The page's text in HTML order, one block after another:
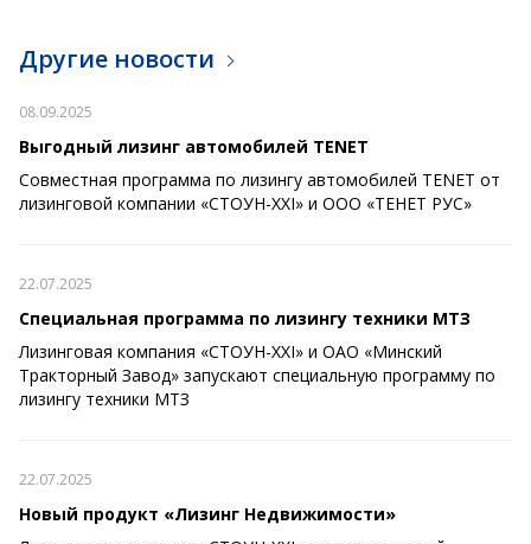
Другие новости
08.09.2025
Выгодный лизинг автомобилей TENET
Совместная программа по лизингу автомобилей TENET от
лизинговой компании «СТОУН-XXI» и ООО «ТЕНЕТ РУС»
22.07.2025
Специальная программа по лизингу техники МТЗ
Лизинговая компания «СТОУН-XXI» и ОАО «Минский
Тракторный Завод» запускают специальную программу по
лизингу техники МТЗ
22.07.2025
Новый продукт «Лизинг Недвижимости»